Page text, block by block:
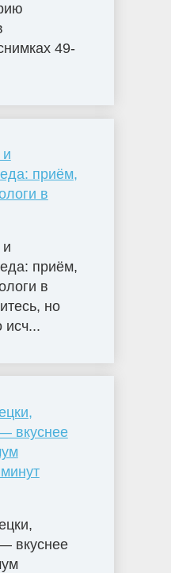
49-
приём,
в
приём,
в
но
исч...
вкуснее
вкуснее